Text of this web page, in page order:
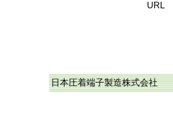
URL
日本圧着端子製造株式会社